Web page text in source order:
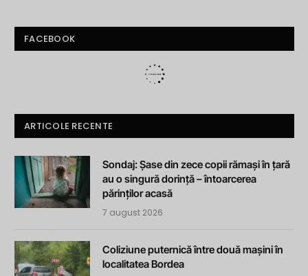
FACEBOOK
ARTICOLE RECENTE
Sondaj: Șase din zece copii rămași în țară
au o singură dorință – întoarcerea
părinților acasă
7 august 2026
Coliziune puternică între două mașini în
localitatea Bordea